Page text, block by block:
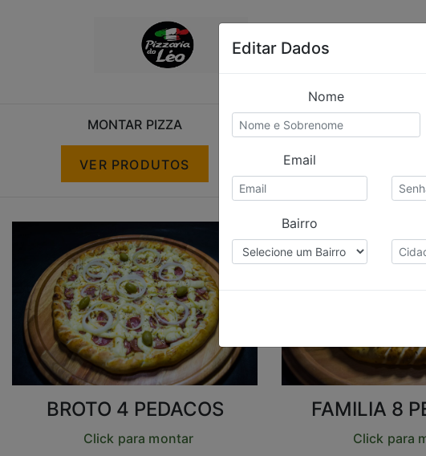
MONTAR PIZZA
VER PRODUTOS VER
Editar Dados
Nome
Email
Bairro
Seja bem
BROTO 4 PEDACOS
Click para montar
FAMILIA 8
Click para